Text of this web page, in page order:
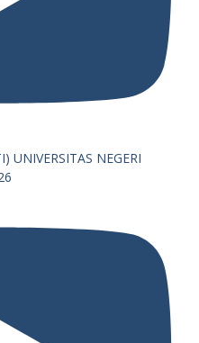
UNIVERSITAS NEGERI